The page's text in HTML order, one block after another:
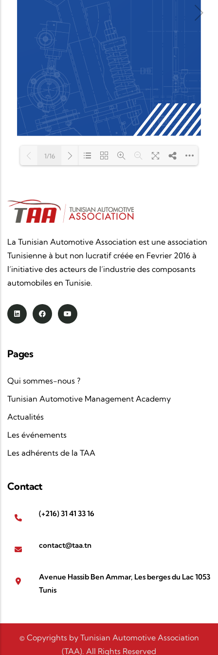
1/16
La Tunisian Automotive Association est une association
Tunisienne à but non lucratif créée en Fevrier 2016 à
l’initiative des acteurs de l’industrie des composants
automobiles en Tunisie.
Pages
Qui sommes-nous ?
Tunisian Automotive Management Academy
Actualités
Les événements
Les adhérents de la TAA
Contact
(+216) 31 41 33 16
contact@taa.tn
Avenue Hassib Ben Ammar, Les berges du Lac 1053
Tunis
© Copyrights by Tunisian Automotive Association
(TAA). All Rights Reserved